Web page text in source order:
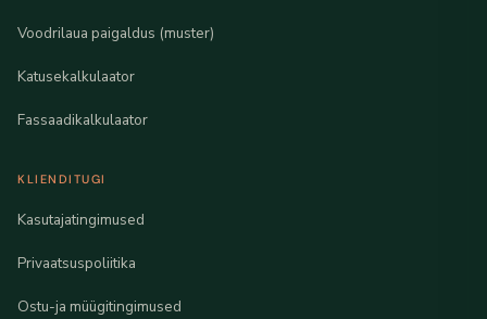
Voodrilaua paigaldus (muster)
Katusekalkulaator
Fassaadikalkulaator
KLIENDITUGI
Kasutajatingimused
Privaatsuspoliitika
Ostu-ja müügitingimused